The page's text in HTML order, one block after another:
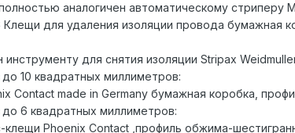
аналогичен автоматическому стриперу
Клещи для удаления изоляции провода бумажная
для снятия изоляции Stripax
10 квадратных миллиметров:
Contact made in Germany бумажная коробка,
6 квадратных миллиметров:
клещи Phoenix Contact ,профиль обжима-